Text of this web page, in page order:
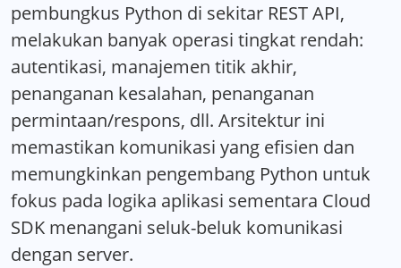
pembungkus Python di sekitar REST API,
melakukan banyak operasi tingkat rendah:
autentikasi, manajemen titik akhir,
penanganan kesalahan, penanganan
permintaan/respons, dll. Arsitektur ini
memastikan komunikasi yang efisien dan
memungkinkan pengembang Python untuk
fokus pada logika aplikasi sementara Cloud
SDK menangani seluk-beluk komunikasi
dengan server.